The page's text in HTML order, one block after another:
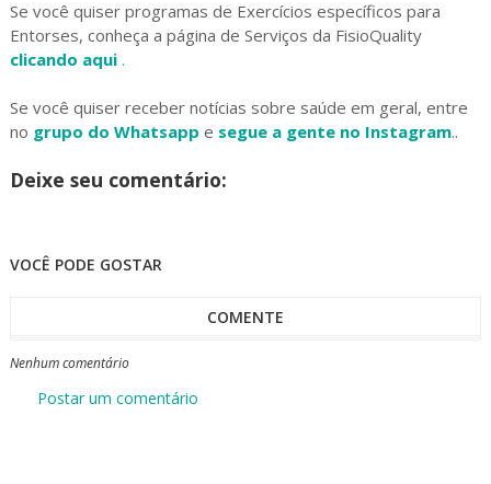
Se você quiser programas de Exercícios específicos para
Entorses, conheça a página de Serviços da FisioQuality
clicando aqui .
Se você quiser receber notícias sobre saúde em geral, entre
no grupo do Whatsapp e segue a gente no Instagram..
Deixe seu comentário:
VOCÊ PODE GOSTAR
COMENTE
Nenhum comentário
Postar um comentário